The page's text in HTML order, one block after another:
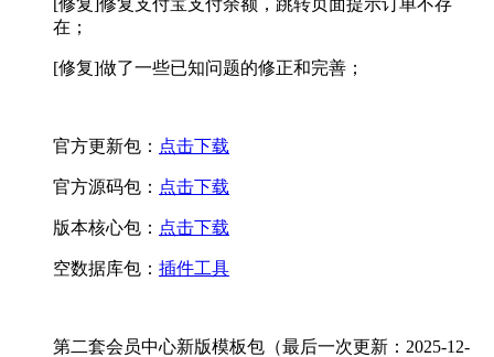
[修复]修复支付宝支付余额，跳转页面提示订单不存
在；
[修复]做了一些已知问题的修正和完善；
官方更新包： 点击下载
官方源码包： 点击下载
版本核心包： 点击下载
空数据库包： 插件工具
第二套会员中心新版模板包（最后一次更新：2025-12-